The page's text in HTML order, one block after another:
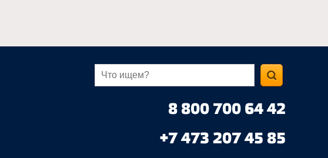
8 800 700 64 42
+7 473 207 45 85